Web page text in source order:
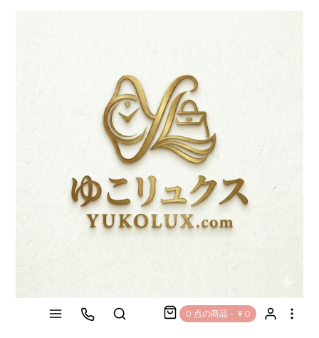
0 点の商品 - ￥0